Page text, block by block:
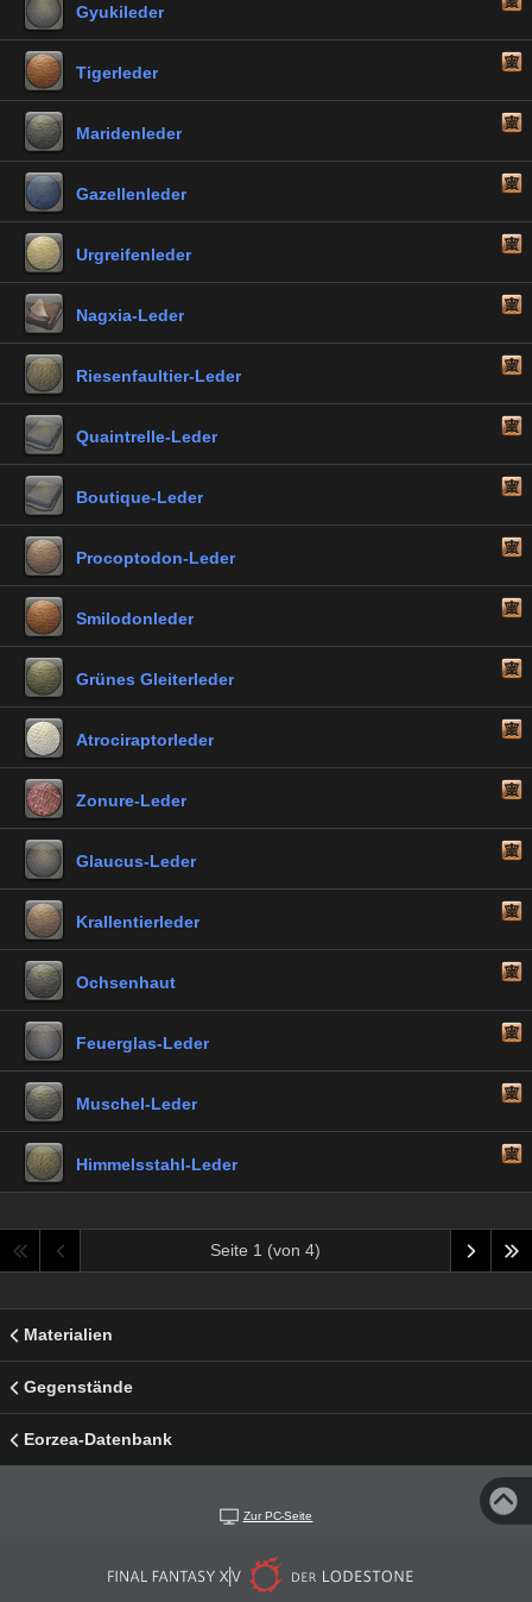
Gyukileder
Tigerleder
Maridenleder
Gazellenleder
Urgreifenleder
Nagxia-Leder
Riesenfaultier-Leder
Quaintrelle-Leder
Boutique-Leder
Procoptodon-Leder
Smilodonleder
Grünes Gleiterleder
Atrociraptorleder
Zonure-Leder
Glaucus-Leder
Krallentierleder
Ochsenhaut
Feuerglas-Leder
Muschel-Leder
Himmelsstahl-Leder
Seite 1 (von 4)
Materialien
Gegenstände
Eorzea-Datenbank
Zur PC-Seite